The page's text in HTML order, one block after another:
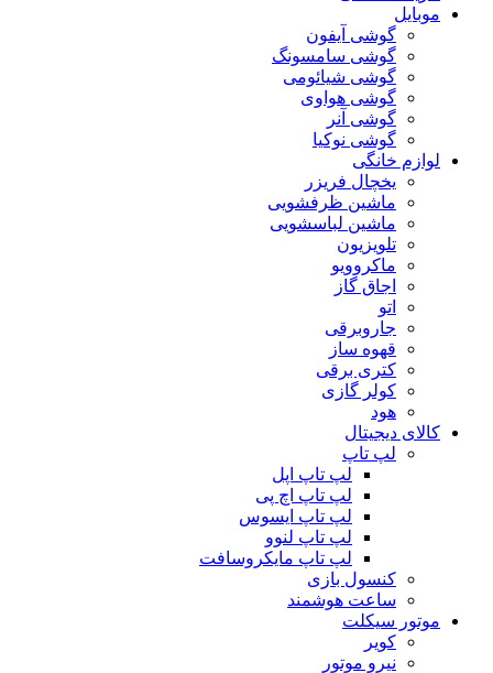
موبایل
گوشی آیفون
گوشی سامسونگ
گوشی شیائومی
گوشی هواوی
گوشی آنر
گوشی نوکیا
لوازم خانگی
یخچال فریزر
ماشین ظرفشویی
ماشین لباسشویی
تلویزیون
ماکروویو
اجاق گاز
اتو
جاروبرقی
قهوه ساز
کتری برقی
کولر گازی
هود
کالای دیجیتال
لپ تاپ
لپ تاپ اپل
لپ تاپ اچ پی
لپ تاپ ایسوس
لپ تاپ لنوو
لپ تاپ مایکروسافت
کنسول بازی
ساعت هوشمند
موتور سیکلت
کویر
نیرو موتور